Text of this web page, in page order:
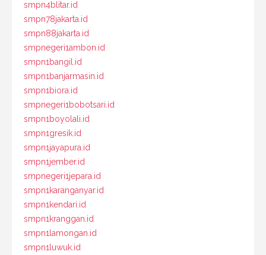
smpn4blitar.id
smpn78jakarta.id
smpn88jakarta.id
smpnegeri1ambon.id
smpn1bangil.id
smpn1banjarmasin.id
smpn1biora.id
smpnegeri1bobotsari.id
smpn1boyolali.id
smpn1gresik.id
smpn1jayapura.id
smpn1jember.id
smpnegeri1jepara.id
smpn1karanganyar.id
smpn1kendari.id
smpn1kranggan.id
smpn1lamongan.id
smpn1luwuk.id